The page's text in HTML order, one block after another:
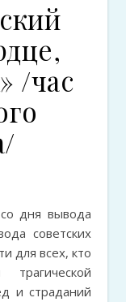
/час
советских
для всех, кто
и страданий